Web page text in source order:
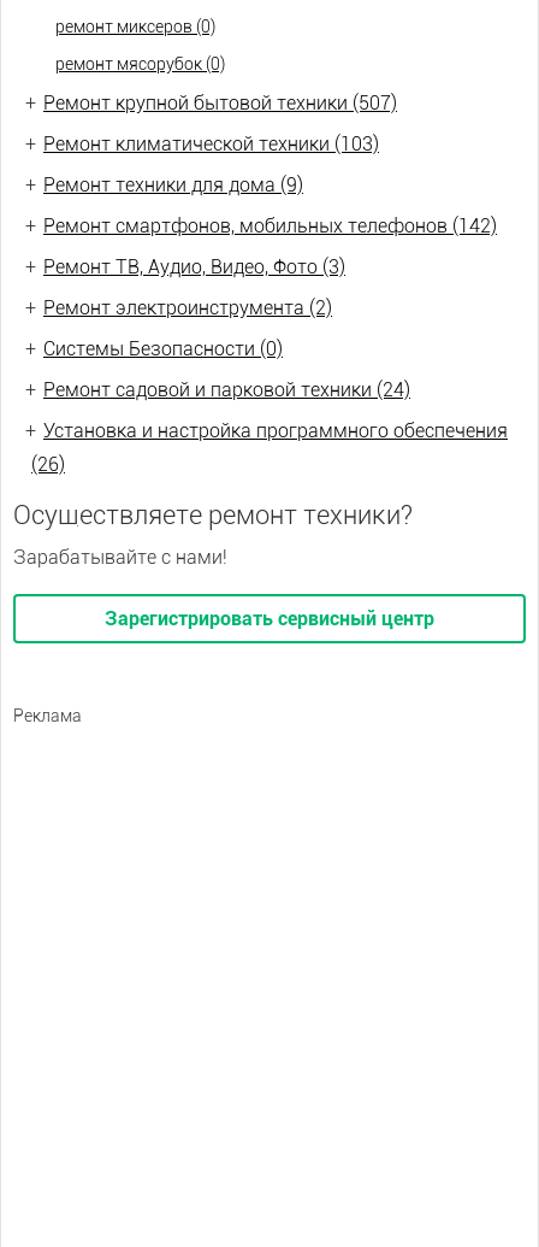
ремонт миксеров (0)
ремонт мясорубок (0)
+ Ремонт крупной бытовой техники (507)
+ Ремонт климатической техники (103)
+ Ремонт техники для дома (9)
+ Ремонт смартфонов, мобильных телефонов (142)
+ Ремонт ТВ, Аудио, Видео, Фото (3)
+ Ремонт электроинструмента (2)
+ Системы Безопасности (0)
+ Ремонт садовой и парковой техники (24)
+ Установка и настройка программного обеспечения
(26)
Осуществляете ремонт техники?
Зарабатывайте с нами!
Зарегистрировать сервисный центр
Реклама